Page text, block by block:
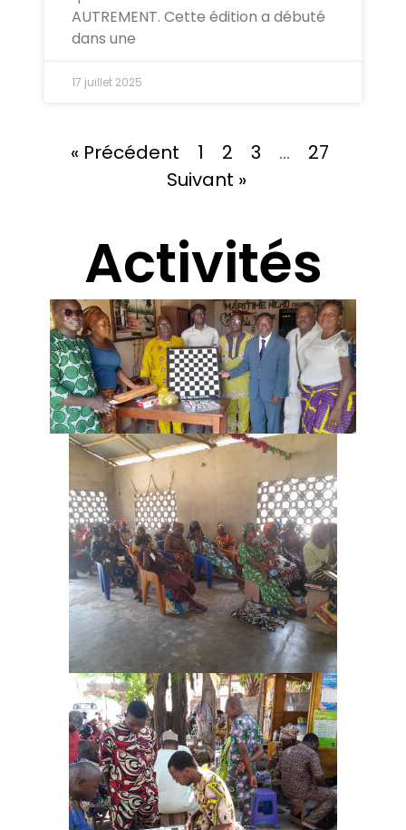
AUTREMENT. Cette édition a débuté
dans une
17 juillet 2025
« Précédent 1 2 3 …
27
Suivant »
Activités